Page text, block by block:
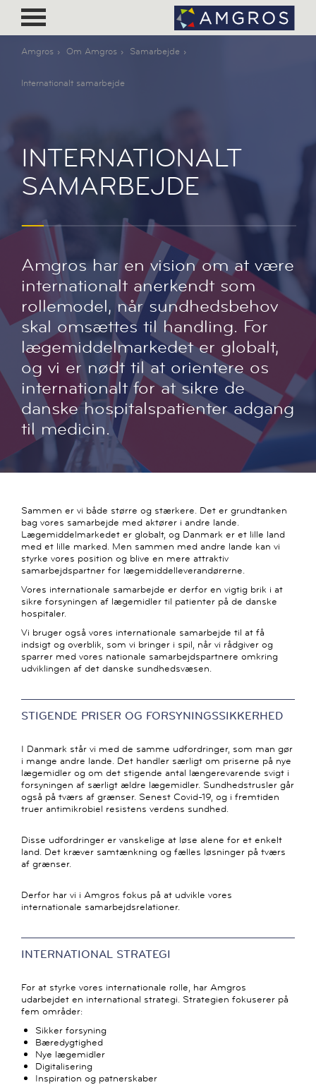
Amgros Om Amgros Samarbejde
Internationalt samarbejde
INTERNATIONALT
SAMARBEJDE
Amgros har en vision om at være
internationalt anerkendt som
rollemodel, når sundhedsbehov
skal omsættes til handling. For
lægemiddelmarkedet er globalt,
og vi er nødt til at orientere os
internationalt for at sikre de
danske hospitalspatienter adgang
til medicin.
Sammen er vi både større og stærkere. Det er grundtanken
bag vores samarbejde med aktører i andre lande.
Lægemiddelmarkedet er globalt, og Danmark er et lille land
med et lille marked. Men sammen med andre lande kan vi
styrke vores position og blive en mere attraktiv
samarbejdspartner for lægemiddelleverandørerne.
Vores internationale samarbejde er derfor en vigtig brik i at
sikre forsyningen af lægemidler til patienter på de danske
hospitaler.
Vi bruger også vores internationale samarbejde til at få
indsigt og overblik, som vi bringer i spil, når vi rådgiver og
sparrer med vores nationale samarbejdspartnere omkring
udviklingen af det danske sundhedsvæsen.
STIGENDE PRISER OG FORSYNINGSSIKKERHED
I Danmark står vi med de samme udfordringer, som man gør
i mange andre lande. Det handler særligt om priserne på nye
lægemidler og om det stigende antal længerevarende svigt i
forsyningen af særligt ældre lægemidler. Sundhedstrusler går
også på tværs af grænser. Senest Covid-19, og i fremtiden
truer antimikrobiel resistens verdens sundhed.
Disse udfordringer er vanskelige at løse alene for et enkelt
land. Det kræver samtænkning og fælles løsninger på tværs
af grænser.
Derfor har vi i Amgros fokus på at udvikle vores
internationale samarbejdsrelationer.
INTERNATIONAL STRATEGI
For at styrke vores internationale rolle, har Amgros
udarbejdet en international strategi. Strategien fokuserer på
fem områder:
Sikker forsyning
Bæredygtighed
Nye lægemidler
Digitalisering
Inspiration og patnerskaber